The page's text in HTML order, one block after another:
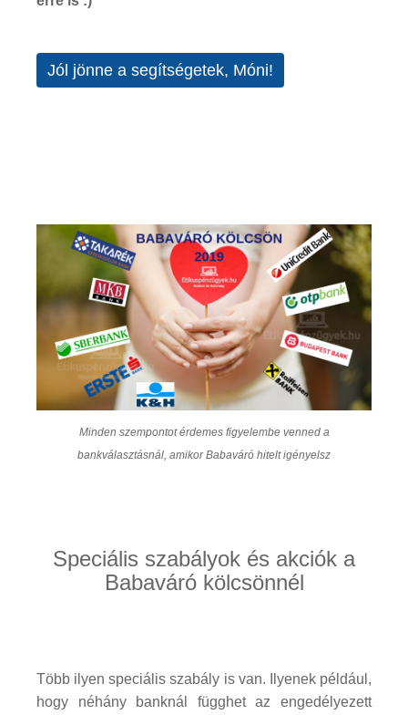
Jól jönne a segítségetek, Móni!
Minden szempontot érdemes figyelembe venned a
bankválasztásnál, amikor Babaváró hitelt igényelsz
Speciális szabályok és akciók a
Babaváró kölcsönnél
Több ilyen speciális szabály is van. Ilyenek például,
hogy néhány banknál függhet az engedélyezett